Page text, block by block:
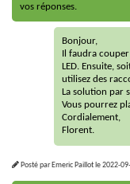
vos réponses.
Bonjour,
Il faudra
LED. Ensuite,
utilisez des
La solution par
Vous pourrez
Cordialement,
Florent.
Posté parEmeric Paillotle2022-